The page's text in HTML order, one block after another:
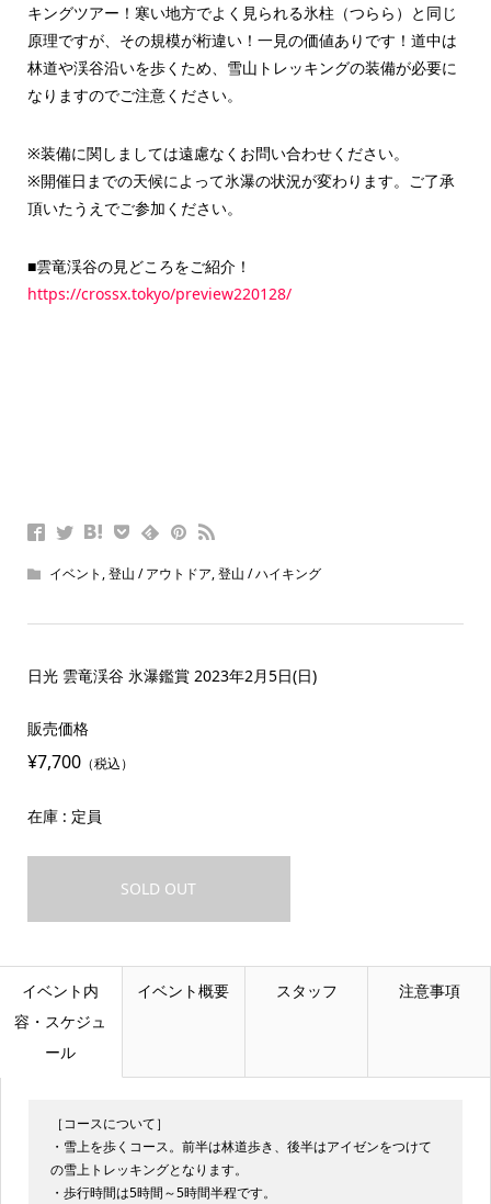
キングツアー！寒い地方でよく見られる氷柱（つらら）と同じ
原理ですが、その規模が桁違い！一見の価値ありです！道中は
林道や渓谷沿いを歩くため、雪山トレッキングの装備が必要に
なりますのでご注意ください。
※装備に関しましては遠慮なくお問い合わせください。
※開催日までの天候によって氷瀑の状況が変わります。ご了承
頂いたうえでご参加ください。
■雲竜渓谷の見どころをご紹介！
https://crossx.tokyo/preview220128/
イベント ,登山 / アウトドア,登山 / ハイキング
日光 雲竜渓谷 氷瀑鑑賞 2023年2月5日(日)
販売価格
¥7,700（税込）
在庫 : 定員
SOLD OUT
イベント内
容・スケジュ
ール
イベント概要 スタッフ 注意事項
［コースについて］
・雪上を歩くコース。前半は林道歩き、後半はアイゼンをつけて
の雪上トレッキングとなります。
・歩行時間は5時間～5時間半程です。